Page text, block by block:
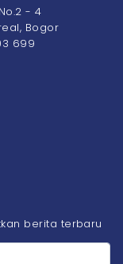
- 4
Bogor
699
berita terbaru